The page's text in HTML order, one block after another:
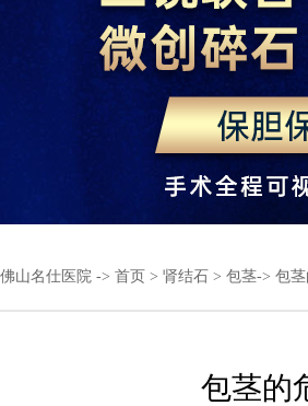
佛山名仕医院 -> 首页 > 肾结石 > 包茎-> 包
包茎的